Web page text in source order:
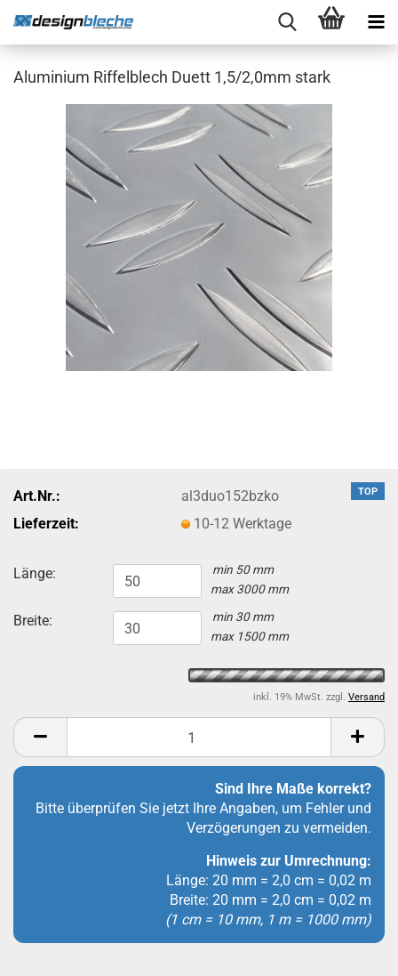
Aluminium Riffelblech Duett 1,5/2,0mm stark
TOP
Art.Nr.:
al3duo152bzko
Lieferzeit:
10-12 Werktage
Länge:
min 50 mm
max 3000 mm
Breite:
min 30 mm
max 1500 mm
inkl. 19% MwSt. zzgl. Versand
Sind Ihre Maße korrekt?
Bitte überprüfen Sie jetzt Ihre Angaben, um Fehler und
Verzögerungen zu vermeiden.
Hinweis zur Umrechnung:
Länge: 20 mm = 2,0 cm = 0,02 m
Breite: 20 mm = 2,0 cm = 0,02 m
(1 cm = 10 mm, 1 m = 1000 mm)